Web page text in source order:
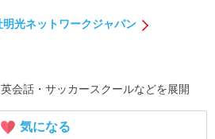
明光ネットワークジャパン
会話・サッカースクールなどを展開
気になる